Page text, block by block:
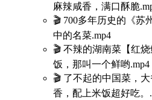
麻辣咸香，满口酥脆
🎬 700多年历史的《苏
中的名菜.mp4
🎬 不辣的湖南菜【红
饭，那叫一个鲜哟.mp4
🎬 了不起的中国菜，
香，配上米饭超好吃。